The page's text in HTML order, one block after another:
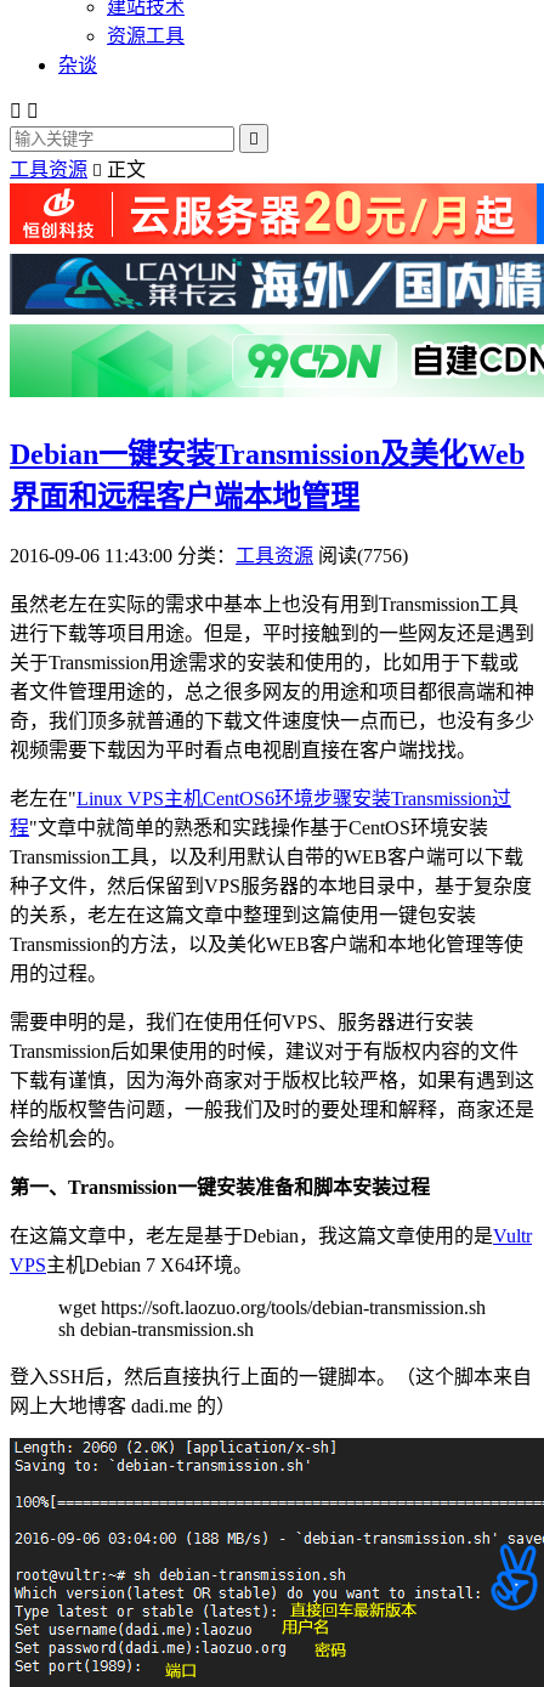
建站技术
资源工具
杂谈
 

工具资源  正文
Debian一键安装Transmission及美化Web
界面和远程客户端本地管理
2016-09-06 11:43:00 分类： 工具资源 阅读(7756)
虽然老左在实际的需求中基本上也没有用到Transmission工具
进行下载等项目用途。但是，平时接触到的一些网友还是遇到
关于Transmission用途需求的安装和使用的，比如用于下载或
者文件管理用途的，总之很多网友的用途和项目都很高端和神
奇，我们顶多就普通的下载文件速度快一点而已，也没有多少
视频需要下载因为平时看点电视剧直接在客户端找找。
老左在"Linux VPS主机CentOS6环境步骤安装Transmission过
程"文章中就简单的熟悉和实践操作基于CentOS环境安装
Transmission工具，以及利用默认自带的WEB客户端可以下载
种子文件，然后保留到VPS服务器的本地目录中，基于复杂度
的关系，老左在这篇文章中整理到这篇使用一键包安装
Transmission的方法，以及美化WEB客户端和本地化管理等使
用的过程。
需要申明的是，我们在使用任何VPS、服务器进行安装
Transmission后如果使用的时候，建议对于有版权内容的文件
下载有谨慎，因为海外商家对于版权比较严格，如果有遇到这
样的版权警告问题，一般我们及时的要处理和解释，商家还是
会给机会的。
第一、Transmission一键安装准备和脚本安装过程
在这篇文章中，老左是基于Debian，我这篇文章使用的是Vultr
VPS主机Debian 7 X64环境。
wget https://soft.laozuo.org/tools/debian-transmission.sh
sh debian-transmission.sh
登入SSH后，然后直接执行上面的一键脚本。（这个脚本来自
网上大地博客 dadi.me 的）